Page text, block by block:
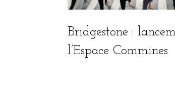
Bridgestone :
l’Espace Commines